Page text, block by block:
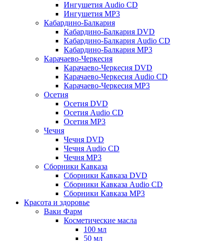
Ингушетия Audio CD
Ингушетия MP3
Кабардино-Балкария
Кабардино-Балкария DVD
Кабардино-Балкария Audio CD
Кабардино-Балкария MP3
Карачаево-Черкесия
Карачаево-Черкесия DVD
Карачаево-Черкесия Audio CD
Карачаево-Черкесия MP3
Осетия
Осетия DVD
Осетия Audio CD
Осетия MP3
Чечня
Чечня DVD
Чечня Audio CD
Чечня MP3
Сборники Кавказа
Сборники Кавказа DVD
Сборники Кавказа Audio CD
Сборники Кавказа MP3
Красота и здоровье
Ваки Фарм
Косметические масла
100 мл
50 мл